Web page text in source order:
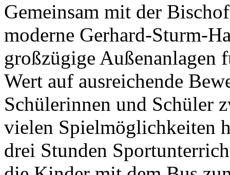
Gemeinsam mit der
moderne Gerhard-Sturm-
großzügige
Wert auf ausreichende
Schülerinnen und Schüler
vielen Spielmöglichkeiten
drei Stunden